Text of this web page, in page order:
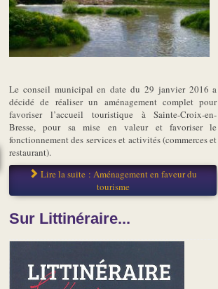
Le conseil municipal en date du 29 janvier 2016 a
décidé de réaliser un aménagement complet pour
favoriser l’accueil touristique à Sainte-Croix-en-
Bresse, pour sa mise en valeur et favoriser le
fonctionnement des services et activités (commerces et
restaurant).
Lire la suite : Aménagement en faveur du
tourisme
Sur Littinéraire...